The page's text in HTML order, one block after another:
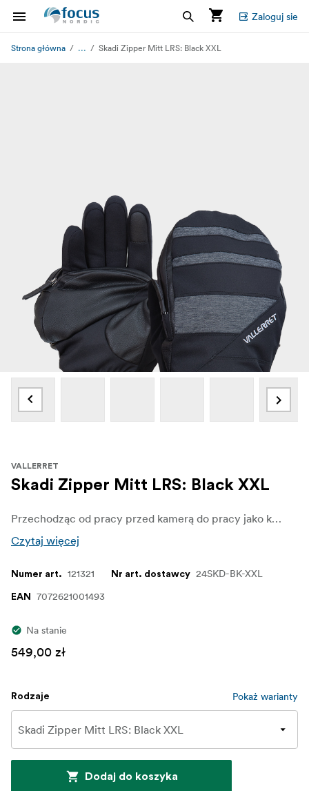
Zaloguj sie
Strona główna ... Skadi Zipper Mitt LRS: Black XXL
VALLERRET
Skadi Zipper Mitt LRS: Black XXL
Przechodząc od pracy przed kamerą do pracy jako kamerzysta i kierownik produkcji, Lukas uwielbia pakować sprzęt i po prostu go używać. Od filmowania snowboardu po rąbanie drewna w zimowych plenerach, Lukas potrzebuje wszechstronności, która umożliwi mu pracę i kontynuowanie kręcenia filmu w najzimniejsze dni.
Czytaj więcej
Numer art. 121321 Nr art. dostawcy 24SKD-BK-XXL
EAN 7072621001493
Na stanie
549,00 zł
Rodzaje Pokaż warianty
Dodaj do koszyka